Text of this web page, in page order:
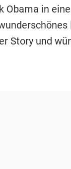
Obama in
Story und